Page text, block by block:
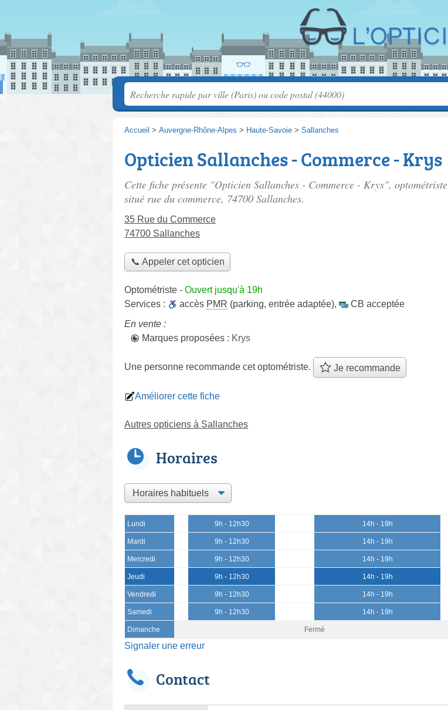
Accueil > Auvergne-Rhône-Alpes > Haute-Savoie > Sallanches
Opticien Sallanches - Commerce - Krys
Cette fiche présente "Opticien Sallanches - Commerce - Krys", optométriste
situé rue du commerce, 74700 Sallanches.
35 Rue du Commerce
74700 Sallanches
📞 Appeler cet opticien
Optométriste - Ouvert jusqu'à 19h
Services :
accès PMR (parking, entrée adaptée),
CB acceptée
En vente :
Marques proposées : Krys
Une personne recommande cet optométriste. Je recommande
Améliorer cette fiche
Autres opticiens à Sallanches
Horaires
Lundi 9h - 12h30 14h - 19h
Mardi 9h - 12h30 14h - 19h
Mercredi 9h - 12h30 14h - 19h
Jeudi 9h - 12h30 14h - 19h
Vendredi 9h - 12h30 14h - 19h
Samedi 9h - 12h30 14h - 19h
Dimanche Fermé
Signaler une erreur
Contact